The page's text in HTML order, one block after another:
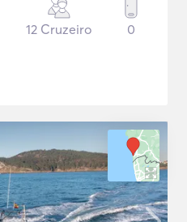
12 Cruzeiro 0